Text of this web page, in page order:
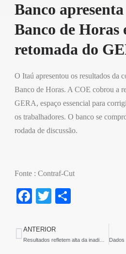
Banco
Banco de Horas
retomada do
O Itaú apresentou os resultados da
Banco de Horas. A COE cobrou a
GERA, espaço essencial para
os trabalhadores. O banco se
rodada de discussão.
Fonte : Contraf-Cut
F
c
e
T
tt
er e
ANTERIOR